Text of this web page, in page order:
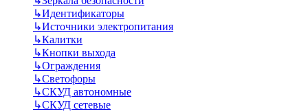
↳Идентификаторы
↳Источники электропитания
↳Калитки
↳Кнопки выхода
↳Ограждения
↳Светофоры
↳СКУД автономные
↳СКУД сетевые